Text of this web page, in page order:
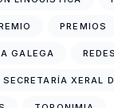
PREMIOS
GALEGA
SECRETARÍA XERAL